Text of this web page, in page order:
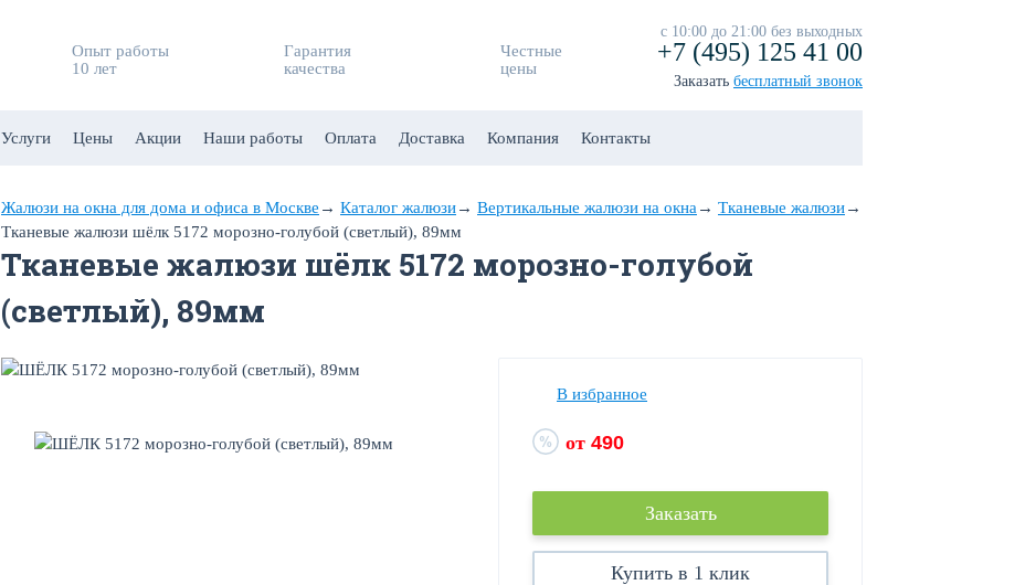
Опыт работы
10 лет
Гарантия
качества
Честные
цены
с 10:00 до 21:00 без выходных
+7 (495) 125 41 00
Заказать бесплатный звонок
Услуги Цены Акции Наши работы Оплата Доставка Компания Контакты
Жалюзи на окна для дома и офиса в Москве → Каталог жалюзи→ Вертикальные жалюзи на окна → Тканевые жалюзи→
Тканевые жалюзи шёлк 5172 морозно-голубой (светлый), 89мм
Тканевые жалюзи шёлк 5172 морозно-голубой
(светлый), 89мм
В избранное
от 490
Заказать
Купить в 1 клик